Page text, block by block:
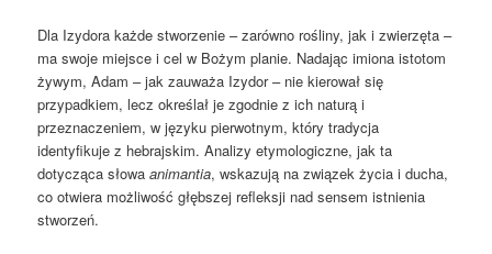
Dla Izydora każde stworzenie – zarówno rośliny, jak i zwierzęta –
ma swoje miejsce i cel w Bożym planie. Nadając imiona istotom
żywym, Adam – jak zauważa Izydor – nie kierował się
przypadkiem, lecz określał je zgodnie z ich naturą i
przeznaczeniem, w języku pierwotnym, który tradycja
identyfikuje z hebrajskim. Analizy etymologiczne, jak ta
dotycząca słowaanimantia, wskazują na związek życia i ducha,
co otwiera możliwość głębszej refleksji nad sensem istnienia
stworzeń.